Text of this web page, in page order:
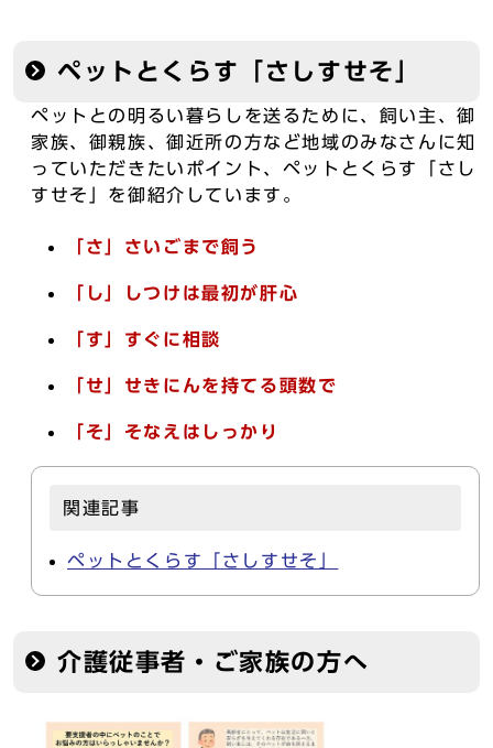
ペットとくらす「さしすせそ」
ペットとの明るい暮らしを送るために、飼い主、御
家族、御親族、御近所の方など地域のみなさんに知
っていただきたいポイント、ペットとくらす「さし
すせそ」を御紹介しています。
「さ」さいごまで飼う
「し」しつけは最初が肝心
「す」すぐに相談
「せ」せきにんを持てる頭数で
「そ」そなえはしっかり
関連記事
ペットとくらす「さしすせそ」
介護従事者・ご家族の方へ